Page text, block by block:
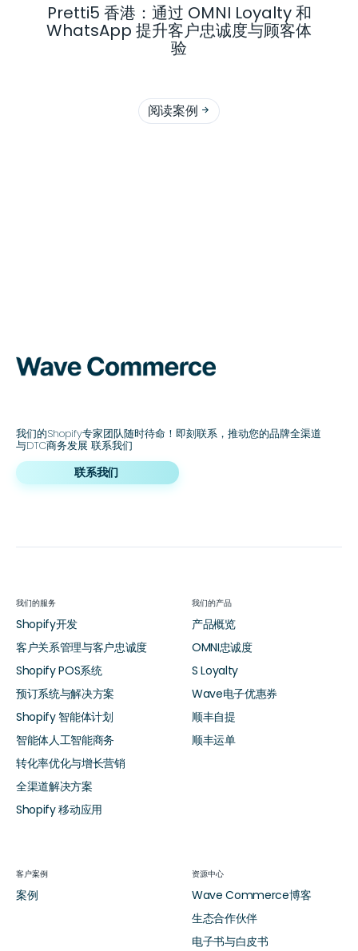
Pretti5 香港：通过 OMNI Loyalty 和
WhatsApp 提升客户忠诚度与顾客体
验
阅读案例 
我们的Shopify专家团队随时待命！即刻联系，推动您的品牌全渠道
与DTC商务发展 联系我们
联系我们
我们的服务
Shopify开发
客户关系管理与客户忠诚度
Shopify POS系统
预订系统与解决方案
Shopify 智能体计划
智能体人工智能商务
转化率优化与增长营销
全渠道解决方案
Shopify 移动应用
我们的产品
产品概览
OMNI忠诚度
S Loyalty
Wave电子优惠券
顺丰自提
顺丰运单
客户案例
案例
资源中心
Wave Commerce博客
生态合作伙伴
电子书与白皮书